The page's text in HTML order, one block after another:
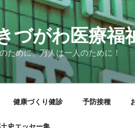
づがわ医療福
ために、万人は一人のために！
健康づくり健診 予防接種
史エッセー集